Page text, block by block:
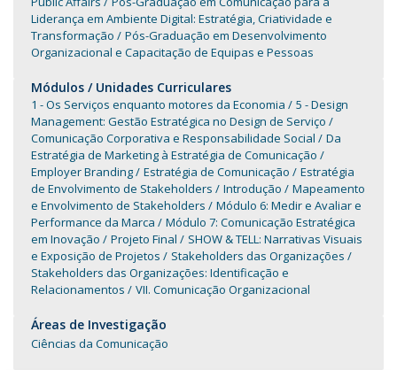
Liderança em Ambiente Digital: Estratégia, Criatividade e
Transformação
Pós-Graduação em Desenvolvimento
Organizacional e Capacitação de Equipas e Pessoas
Módulos / Unidades Curriculares
1 - Os Serviços enquanto motores da Economia
5 - Design
Management: Gestão Estratégica no Design de Serviço
Comunicação Corporativa e Responsabilidade Social
Da
Estratégia de Marketing à Estratégia de Comunicação
Employer Branding
Estratégia de Comunicação
Estratégia
de Envolvimento de Stakeholders
Introdução
Mapeamento
e Envolvimento de Stakeholders
Módulo 6: Medir e Avaliar e
Performance da Marca
Módulo 7: Comunicação Estratégica
em Inovação
Projeto Final
SHOW & TELL: Narrativas Visuais
e Exposição de Projetos
Stakeholders das Organizações
Stakeholders das Organizações: Identificação e
Relacionamentos
VII. Comunicação Organizacional
Áreas de Investigação
Ciências da Comunicação